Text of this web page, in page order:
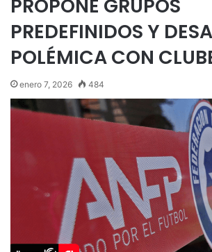
PROPONE GRUPOS
PREDEFINIDOS Y
POLÉMICA CON
enero 7, 2026 484